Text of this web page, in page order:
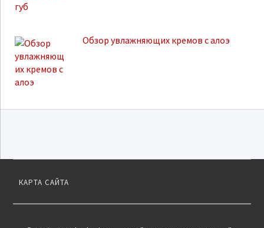
Обзор увлажняющих кремов с алоэ
КАРТА САЙТА